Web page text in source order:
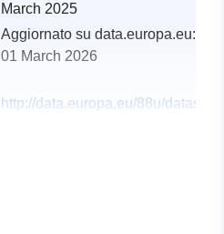
March 2025
Aggiornato su data.europa.eu:
01 March 2026
http://data.europa.eu/88u/dataset/